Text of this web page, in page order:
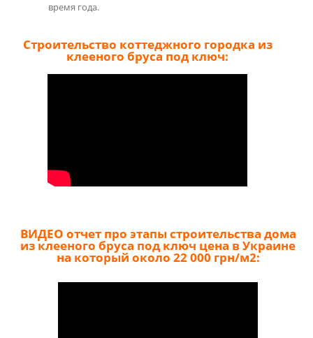
время года.
Строительство коттеджного городка из
клееного бруса под ключ:
ВИДЕО отчет про этапы строительства дома
из клееного бруса под ключ цена в Украине
на который около 22 000 грн/м2: